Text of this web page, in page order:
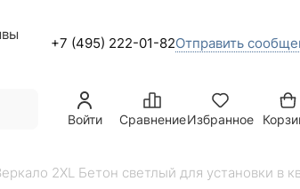
+7 (495) 222-01-82Отправить
Войти СравнениеИзбранное
2XL Бетон светлый для установки в